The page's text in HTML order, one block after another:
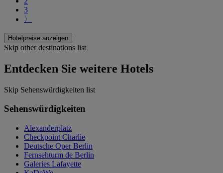
3
〉
Hotelpreise anzeigen
Skip other destinations list
Entdecken Sie weitere Hotels
Skip Sehenswürdigkeiten list
Sehenswürdigkeiten
Alexanderplatz
Checkpoint Charlie
Deutsche Oper Berlin
Fernsehturm de Berlin
Galeries Lafayette